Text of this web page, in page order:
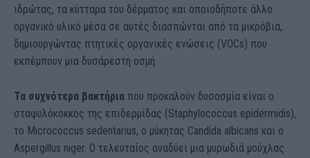
ιδρώτας, τα κύτταρα του δέρματος και οποιοδήποτε άλλο
οργανικό υλικό μέσα σε αυτές διασπώνται από τα μικρόβια,
δημιουργώντας πτητικές οργανικές ενώσεις (VOCs) που
εκπέμπουν μια δυσάρεστη οσμή.
Τα συχνότερα βακτήρια που προκαλούν δυσοσμία είναι ο
σταφυλόκοκκος της επιδερμίδας (Staphylococcus epidermidis),
το Micrococcus sedentarius, ο μύκητας Candida albicans και ο
Aspergillus niger. Ο τελευταίος αναδύει μια μυρωδιά μούχλας.